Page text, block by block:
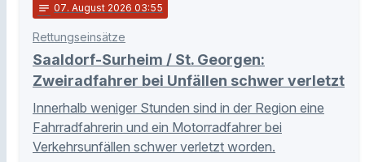
notes 07. August 2026 03:55
Rettungseinsätze
Saaldorf-Surheim / St. Georgen:
Zweiradfahrer bei Unfällen schwer verletzt
Innerhalb weniger Stunden sind in der Region eine
Fahrradfahrerin und ein Motorradfahrer bei
Verkehrsunfällen schwer verletzt worden.